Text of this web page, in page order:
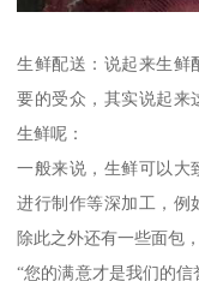
生鲜配送：说起来生鲜
要的受众，其实说起来
生鲜呢：
一般来说，生鲜可以大
进行制作等深加工，例
除此之外还有一些面包
“您的满意才是我们的